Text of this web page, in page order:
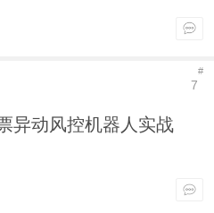
7
#
异动风控机器人实战